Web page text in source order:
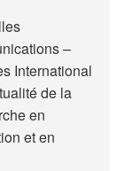
–
International
de la
en
et en